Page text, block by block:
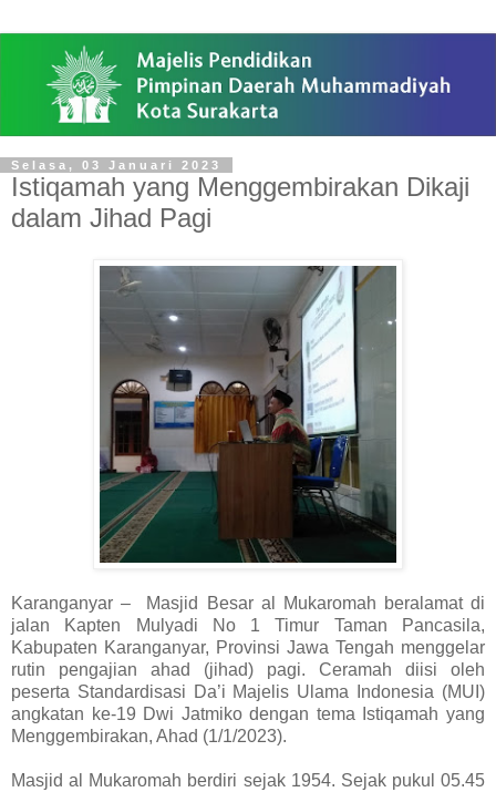
Selasa, 03 Januari 2023
Istiqamah yang Menggembirakan Dikaji
dalam Jihad Pagi
Karanganyar – Masjid Besar al Mukaromah beralamat di
jalan Kapten Mulyadi No 1 Timur Taman Pancasila,
Kabupaten Karanganyar, Provinsi Jawa Tengah menggelar
rutin pengajian ahad (jihad) pagi. Ceramah diisi oleh
peserta Standardisasi Da’i Majelis Ulama Indonesia (MUI)
angkatan ke-19 Dwi Jatmiko dengan tema Istiqamah yang
Menggembirakan, Ahad (1/1/2023).
Masjid al Mukaromah berdiri sejak 1954. Sejak pukul 05.45